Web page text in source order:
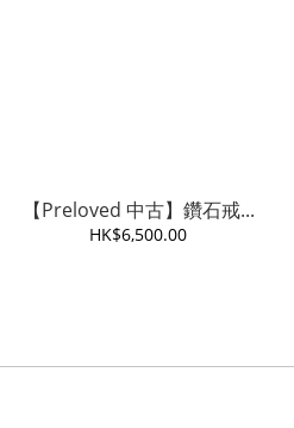
【Preloved 中古】鑽石戒...
HK$6,500.00